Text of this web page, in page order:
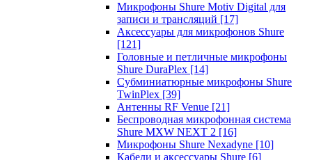
Микрофоны Shure Motiv Digital для
записи и трансляций [17]
Аксессуары для микрофонов Shure
[121]
Головные и петличные микрофоны
Shure DuraPlex [14]
Субминиатюрные микрофоны Shure
TwinPlex [39]
Антенны RF Venue [21]
Беспроводная микрофонная система
Shure MXW NEXT 2 [16]
Микрофоны Shure Nexadyne [10]
Кабели и аксессуары Shure [6]